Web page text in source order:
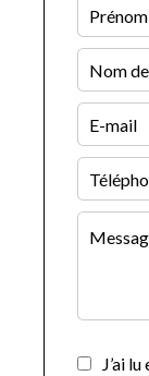
J’ai